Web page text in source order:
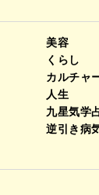
美容
くらし
カルチャ
人生
九星気学
逆引き病